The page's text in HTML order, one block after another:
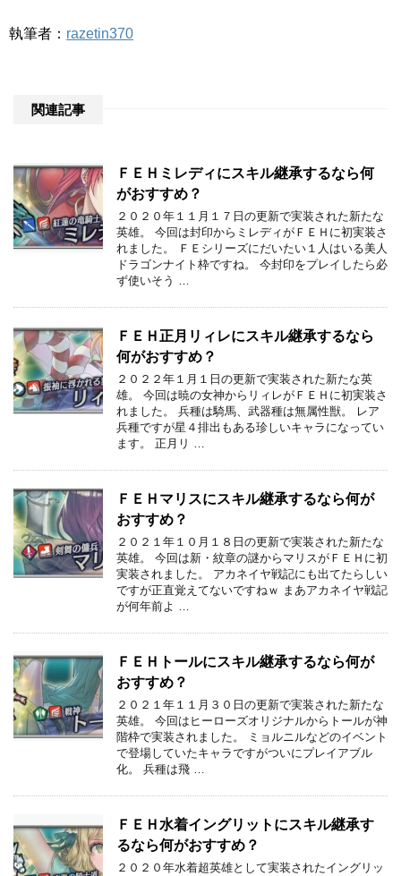
執筆者： razetin370
関連記事
ＦＥＨミレディにスキル継承するなら何
がおすすめ？
２０２０年１１月１７日の更新で実装された新たな
英雄。 今回は封印からミレディがＦＥＨに初実装さ
れました。 ＦＥシリーズにだいたい１人はいる美人
ドラゴンナイト枠ですね。 今封印をプレイしたら必
ず使いそう …
ＦＥＨ正月リィレにスキル継承するなら
何がおすすめ？
２０２２年１月１日の更新で実装された新たな英
雄。 今回は暁の女神からリィレがＦＥＨに初実装さ
れました。 兵種は騎馬、武器種は無属性獣。 レア
兵種ですが星４排出もある珍しいキャラになってい
ます。 正月リ …
ＦＥＨマリスにスキル継承するなら何が
おすすめ？
２０２１年１０月１８日の更新で実装された新たな
英雄。 今回は新・紋章の謎からマリスがＦＥＨに初
実装されました。 アカネイヤ戦記にも出てたらしい
ですが正直覚えてないですねｗ まあアカネイヤ戦記
が何年前よ …
ＦＥＨトールにスキル継承するなら何が
おすすめ？
２０２１年１１月３０日の更新で実装された新たな
英雄。 今回はヒーローズオリジナルからトールが神
階枠で実装されました。 ミョルニルなどのイベント
で登場していたキャラですがついにプレイアブル
化。 兵種は飛 …
ＦＥＨ水着イングリットにスキル継承す
るなら何がおすすめ？
２０２０年水着超英雄として実装されたイングリッ